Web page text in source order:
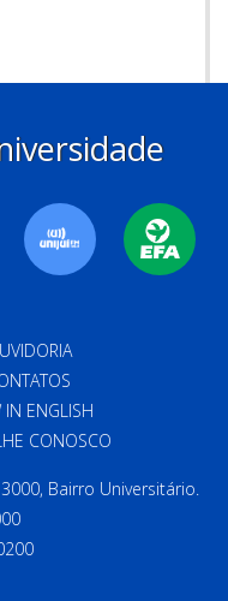
IN ENGLISH
CONOSCO
Bairro Universitário.